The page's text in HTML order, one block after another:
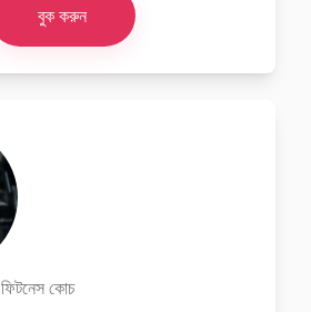
বুক করুন
ফিটনেস কোচ